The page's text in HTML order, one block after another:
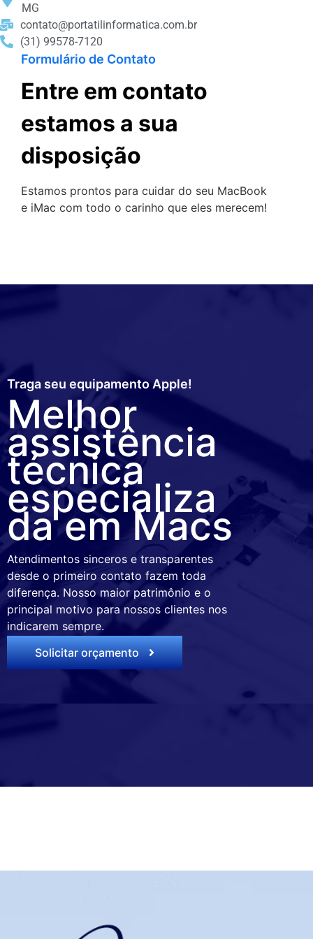
MG
contato@portatilinformatica.com.br
(31) 99578-7120
Formulário de Contato
Entre em contato
estamos a sua
disposição
Estamos prontos para cuidar do seu MacBook
e iMac com todo o carinho que eles merecem!
Traga seu equipamento Apple!
Melhor
assistência
técnica
especializa
da em Macs
Atendimentos sinceros e transparentes
desde o primeiro contato fazem toda
diferença. Nosso maior patrimônio e o
principal motivo para nossos clientes nos
indicarem sempre.
Solicitar orçamento